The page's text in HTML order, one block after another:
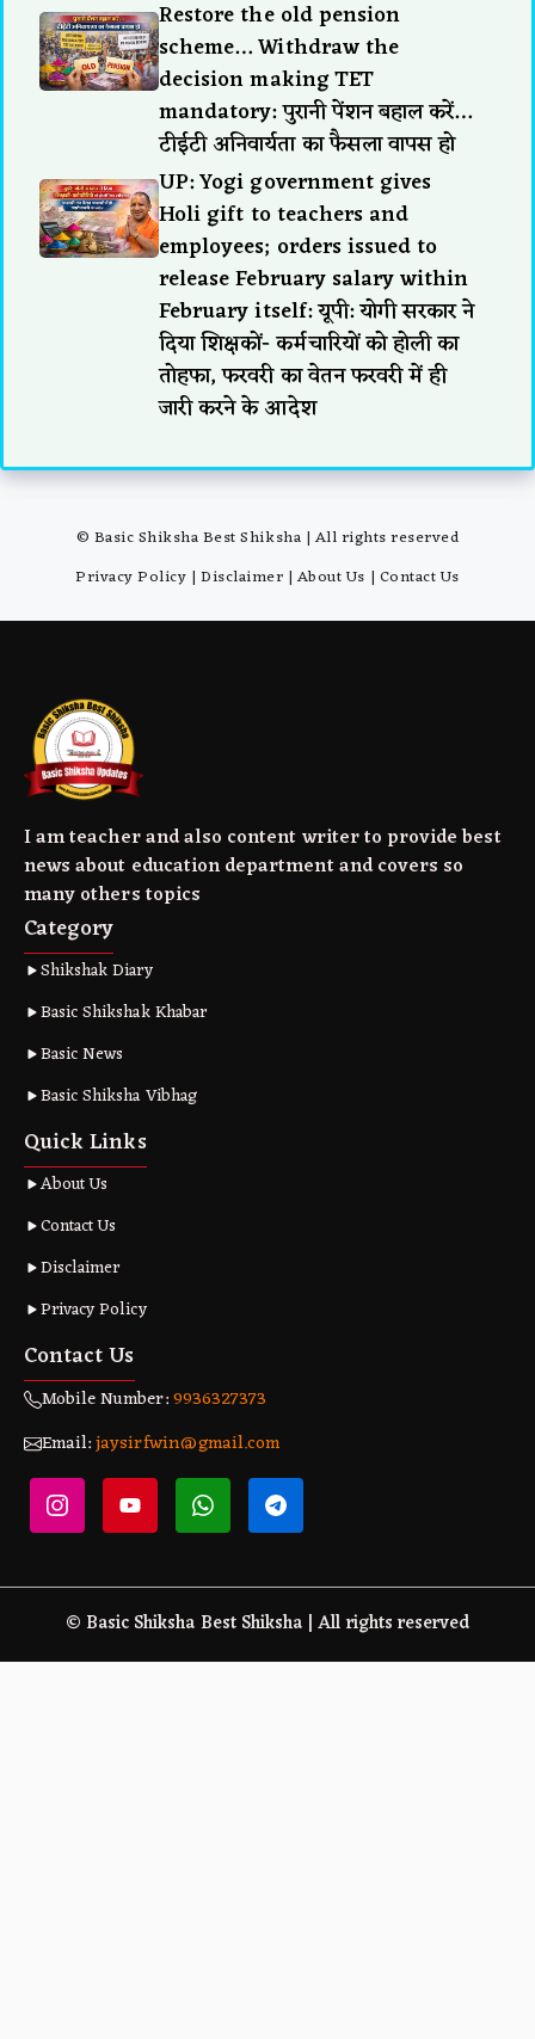
Restore the old pension
scheme… Withdraw the
decision making TET
mandatory: पुरानी पेंशन बहाल करें…
टीईटी अनिवार्यता का फैसला वापस हो
UP: Yogi government gives
Holi gift to teachers and
employees; orders issued to
release February salary within
February itself: यूपी: योगी सरकार ने
दिया शिक्षकों- कर्मचारियों को होली का
तोहफा, फरवरी का वेतन फरवरी में ही
जारी करने के आदेश
© Basic Shiksha Best Shiksha | All rights reserved
Privacy Policy |Disclaimer | About Us | Contact Us
I am teacher and also content writer to provide best
news about education department and covers so
many others topics
Category
Shikshak Diary
Basic Shikshak Khabar
Basic News
Basic Shiksha Vibhag
Quick Links
About Us
Contact Us
Disclaimer
Privacy Policy
Contact Us
Mobile Number:9936327373
Email:jaysirfwin@gmail.com
© Basic Shiksha Best Shiksha | All rights reserved